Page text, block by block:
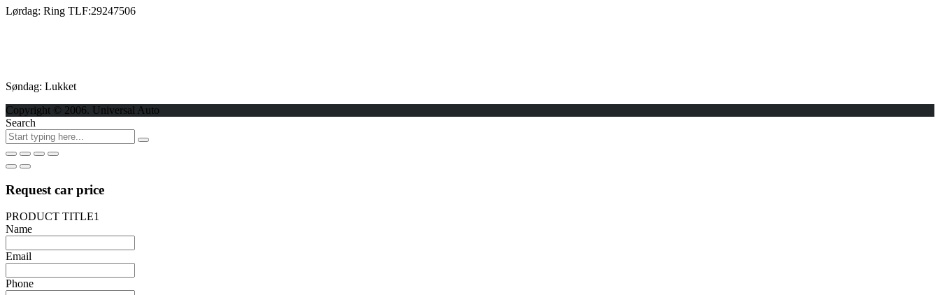
Lørdag: Ring TLF:29247506
Søndag: Lukket
Copyright © 2006. Universal Auto
Search
Request car price
PRODUCT TITLE1
Name
Email
Phone